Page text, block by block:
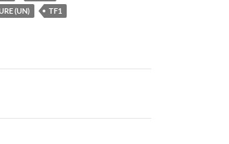
(UN)
TF1